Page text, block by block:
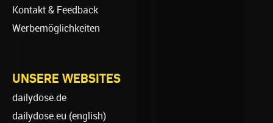
Kontakt & Feedback
Werbemöglichkeiten
UNSERE WEBSITES
dailydose.de
dailydose.eu (english)